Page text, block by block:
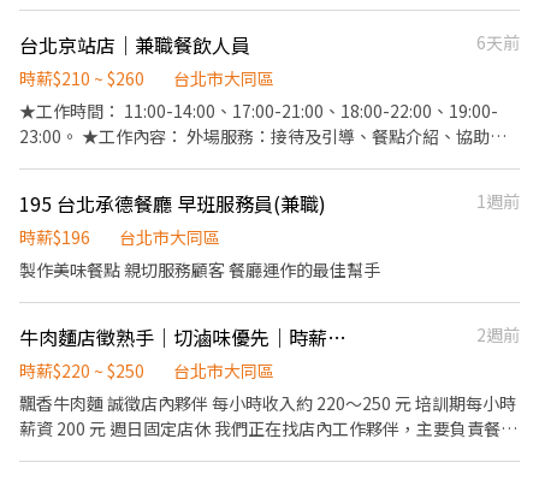
點餐需求與提供建議 4、提供顧客桌邊服務 5、內場廚房支援備料
6、整潔門市環境與餐具保養
台北京站店｜兼職餐飲人員
6天前
時薪$210 ~ $260
台北市大同區
★工作時間： 11:00-14:00、17:00-21:00、18:00-22:00、19:00-
23:00。 ★工作內容： 外場服務：接待及引導、餐點介紹、協助顧
鍋、回收餐具、送菜盤、整理餐桌與環境等。 ★應徵條件： 此為長
期工讀，短期者請勿投遞，錄取後須提供餐飲從業人員體檢報告。
每月可配合排班時數需達60小時以上。 ★薪資福利： 時薪210元，
195 台北承德餐廳 早班服務員(兼職)
1週前
時薪$196
台北市大同區
製作美味餐點 親切服務顧客 餐廳運作的最佳幫手
牛肉麵店徵熟手｜切滷味優先｜時薪可達250
2週前
時薪$220 ~ $250
台北市大同區
飄香牛肉麵 誠徵店內夥伴 每小時收入約 220～250 元 培訓期每小時
薪資 200 元 週日固定店休 我們正在找店內工作夥伴，主要負責餐期